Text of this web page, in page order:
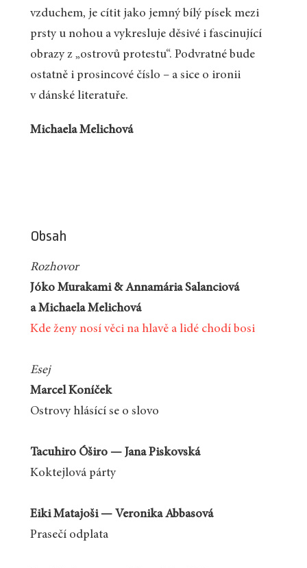
vzduchem, je cítit jako jemný bílý písek mezi
prsty u nohou a vykresluje děsivé i fascinující
obrazy z „ostrovů protestu“. Podvratné bude
ostatně i prosincové číslo – a sice o ironii
v dánské literatuře.
Michaela Melichová
Obsah
Rozhovor
Jóko Murakami & Annamária Salanciová
a Michaela Melichová
Kde ženy nosí věci na hlavě a lidé chodí bosi
Esej
Marcel Koníček
Ostrovy hlásící se o slovo
Tacuhiro Óširo — Jana Piskovská
Koktejlová párty
Eiki Matajoši — Veronika Abbasová
Prasečí odplata